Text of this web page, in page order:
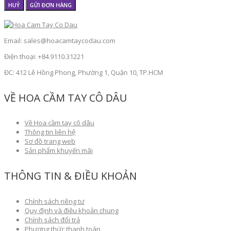
HUỶ GỬI ĐƠN HÀNG
Email: sales@hoacamtaycodau.com
Điện thoại: +84.9110.31221
ĐC: 412 Lê Hồng Phong, Phường 1, Quận 10, TP.HCM
VỀ HOA CẦM TAY CÔ DÂU
Về Hoa cầm tay cô dâu
Thông tin liên hệ
Sơ đồ trang web
Sản phẩm khuyến mãi
THÔNG TIN & ĐIỀU KHOẢN
Chính sách riêng tư
Quy định và điều khoản chung
Chính sách đổi trả
Phương thức thanh toán